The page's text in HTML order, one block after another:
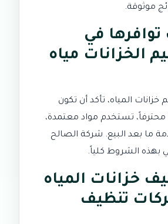
موثوقة.
في
الخزانات مياه
خزانات المياه، تأكد أن تكون
تستخدم مواد معتمدة،
ما بعد البيع. شركة الصالح
خزانات المياه
تنظيف